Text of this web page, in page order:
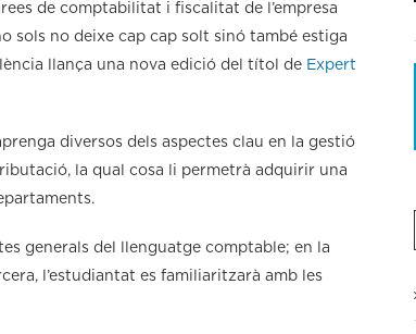
de comptabilitat i fiscalitat de l’empresa
sols no deixe cap cap solt sinó també estiga
llança una nova edició del títol de Expert
diversos dels aspectes clau en la gestió
la qual cosa li permetrà adquirir una
generals del llenguatge comptable; en la
l’estudiantat es familiaritzarà amb les